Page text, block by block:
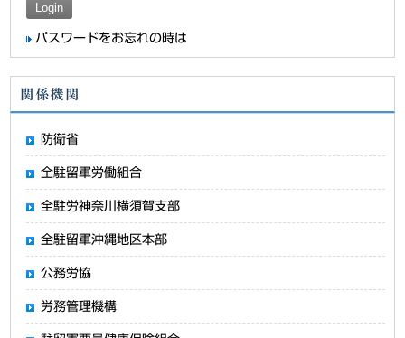
パスワードをお忘れの時は
関係機関
防衛省
全駐留軍労働組合
全駐労神奈川横須賀支部
全駐留軍沖縄地区本部
公務労協
労務管理機構